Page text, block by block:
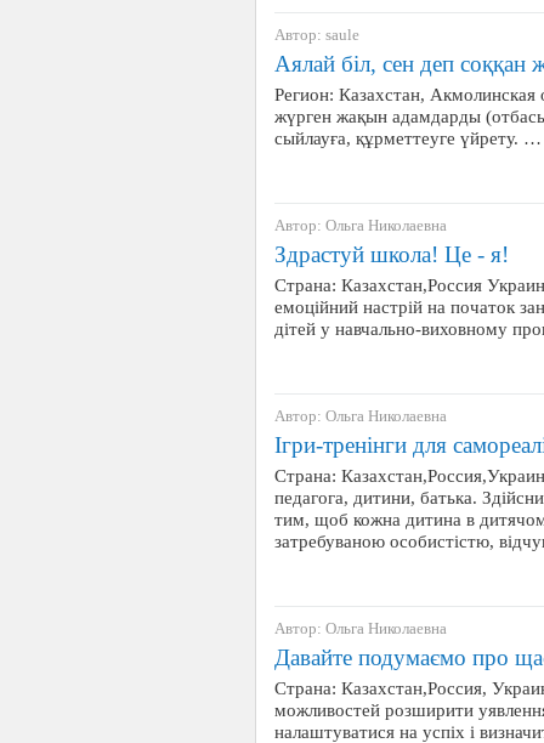
Автор: saule
Аялай біл, сен деп соққан
Регион: Казахстан,
жүрген жақын адамдарды
сыйлауға, құрметтеуге үйрету. …
Автор: Ольга Николаевна
Здрастуй школа! Це - я!
Страна: Казахстан,Россия
емоційний настрій на початок
дітей у навчально-виховному
Автор: Ольга Николаевна
Ігри-тренінги для
Страна:
педагога, дитини, батька.
тим, щоб кожна дитина в
затребуваною особистістю,
Автор: Ольга Николаевна
Давайте подумаємо про
Страна: Казахстан,Россия,
можливостей розширити
налаштуватися на успіх і